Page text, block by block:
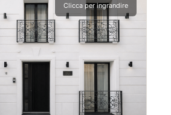
Clicca per ingrandire